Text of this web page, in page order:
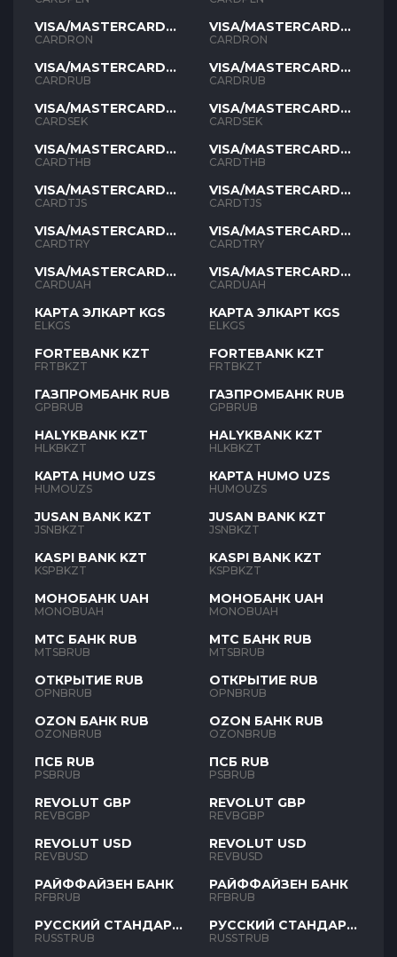
VISA/MASTERCARD
RON
CARDRON
VISA/MASTERCARD
RUB
CARDRUB
VISA/MASTERCARD
SEK
CARDSEK
VISA/MASTERCARD
THB
CARDTHB
VISA/MASTERCARD
TJS
CARDTJS
VISA/MASTERCARD
TYR
CARDTRY
VISA/MASTERCARD
UAH
CARDUAH
КАРТА ЭЛКАРТ KGS
ELKGS
FORTEBANK KZT
FRTBKZT
ГАЗПРОМБАНК RUB
GPBRUB
HALYKBANK KZT
HLKBKZT
КАРТА HUMO UZS
HUMOUZS
JUSAN BANK KZT
JSNBKZT
KASPI BANK KZT
KSPBKZT
МОНОБАНК UAH
MONOBUAH
МТС БАНК RUB
MTSBRUB
ОТКРЫТИЕ RUB
OPNBRUB
OZON БАНК RUB
OZONBRUB
ПСБ RUB
PSBRUB
REVOLUT GBP
REVBGBP
REVOLUT USD
REVBUSD
РАЙФФАЙЗЕН БАНК
RFBRUB
РУССКИЙ СТАНДАРТ
RUB
RUSSTRUB
VISA/MASTERCARD
RON
CARDRON
VISA/MASTERCARD
RUB
CARDRUB
VISA/MASTERCARD
SEK
CARDSEK
VISA/MASTERCARD
THB
CARDTHB
VISA/MASTERCARD
TJS
CARDTJS
VISA/MASTERCARD
TYR
CARDTRY
VISA/MASTERCARD
UAH
CARDUAH
КАРТА ЭЛКАРТ KGS
ELKGS
FORTEBANK KZT
FRTBKZT
ГАЗПРОМБАНК RUB
GPBRUB
HALYKBANK KZT
HLKBKZT
КАРТА HUMO UZS
HUMOUZS
JUSAN BANK KZT
JSNBKZT
KASPI BANK KZT
KSPBKZT
МОНОБАНК UAH
MONOBUAH
МТС БАНК RUB
MTSBRUB
ОТКРЫТИЕ RUB
OPNBRUB
OZON БАНК RUB
OZONBRUB
ПСБ RUB
PSBRUB
REVOLUT GBP
REVBGBP
REVOLUT USD
REVBUSD
РАЙФФАЙЗЕН БАНК
RFBRUB
РУССКИЙ СТАНДАРТ
RUB
RUSSTRUB